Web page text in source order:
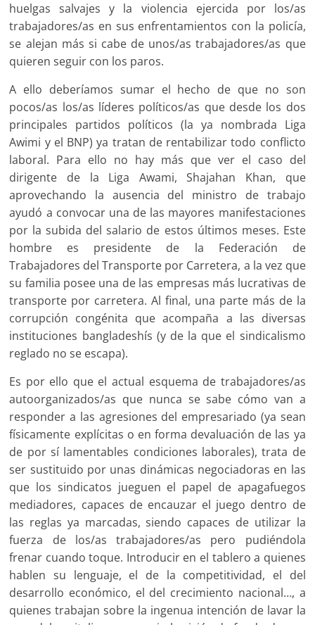
huelgas salvajes y la violencia ejercida por los/as
trabajadores/as en sus enfrentamientos con la policía,
se alejan más si cabe de unos/as trabajadores/as que
quieren seguir con los paros.
A ello deberíamos sumar el hecho de que no son
pocos/as los/as líderes políticos/as que desde los dos
principales partidos políticos (la ya nombrada Liga
Awimi y el BNP) ya tratan de rentabilizar todo conflicto
laboral. Para ello no hay más que ver el caso del
dirigente de la Liga Awami, Shajahan Khan, que
aprovechando la ausencia del ministro de trabajo
ayudó a convocar una de las mayores manifestaciones
por la subida del salario de estos últimos meses. Este
hombre es presidente de la Federación de
Trabajadores del Transporte por Carretera, a la vez que
su familia posee una de las empresas más lucrativas de
transporte por carretera. Al final, una parte más de la
corrupción congénita que acompaña a las diversas
instituciones bangladeshís (y de la que el sindicalismo
reglado no se escapa).
Es por ello que el actual esquema de trabajadores/as
autoorganizados/as que nunca se sabe cómo van a
responder a las agresiones del empresariado (ya sean
físicamente explícitas o en forma devaluación de las ya
de por sí lamentables condiciones laborales), trata de
ser sustituido por unas dinámicas negociadoras en las
que los sindicatos jueguen el papel de apagafuegos
mediadores, capaces de encauzar el juego dentro de
las reglas ya marcadas, siendo capaces de utilizar la
fuerza de los/as trabajadores/as pero pudiéndola
frenar cuando toque. Introducir en el tablero a quienes
hablen su lenguaje, el de la competitividad, el del
desarrollo económico, el del crecimiento nacional…, a
quienes trabajan sobre la ingenua intención de lavar la